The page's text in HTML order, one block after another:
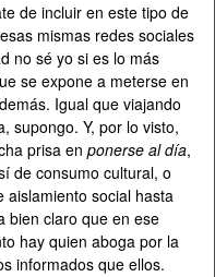
de incluir en este tipo de
mismas redes sociales
no sé yo si es lo más
se expone a meterse en
Igual que viajando
supongo. Y, por lo visto,
prisa en ponerse al día,
de consumo cultural, o
aislamiento social hasta
bien claro que en ese
hay quien aboga por la
informados que ellos.